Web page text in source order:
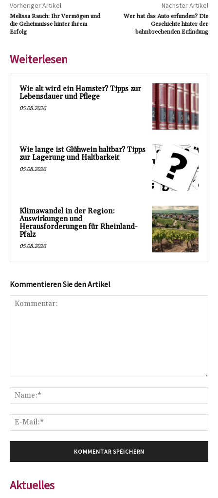
Vorheriger Artikel
Melissa Rauch: Ihr Vermögen und
die Geheimnisse hinter ihrem
Erfolg
Nächster Artikel
Wer hat das Auto erfunden? Die
Geschichte hinter der
bahnbrechenden Erfindung
Weiterlesen
Wie alt wird ein Hamster? Tipps zur
Lebensdauer und Pflege
05.08.2026
Wie lange ist Glühwein haltbar? Tipps
zur Lagerung und Haltbarkeit
05.08.2026
Klimawandel in der Region:
Auswirkungen und
Herausforderungen für Rheinland-
Pfalz
05.08.2026
Kommentieren Sie den Artikel
Aktuelles